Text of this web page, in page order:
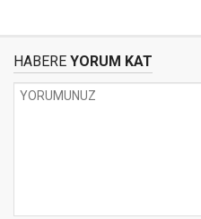
HABERE YORUM KAT